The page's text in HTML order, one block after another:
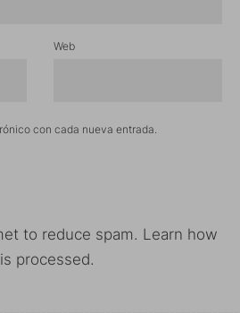
Web
con cada nueva entrada.
to reduce spam. Learn how
processed.